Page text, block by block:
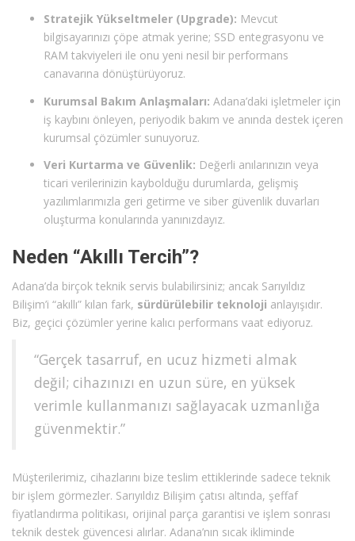
Stratejik Yükseltmeler (Upgrade): Mevcut
bilgisayarınızı çöpe atmak yerine; SSD entegrasyonu ve
RAM takviyeleri ile onu yeni nesil bir performans
canavarına dönüştürüyoruz.
Kurumsal Bakım Anlaşmaları: Adana’daki işletmeler için
iş kaybını önleyen, periyodik bakım ve anında destek içeren
kurumsal çözümler sunuyoruz.
Veri Kurtarma ve Güvenlik: Değerli anılarınızın veya
ticari verilerinizin kaybolduğu durumlarda, gelişmiş
yazılımlarımızla geri getirme ve siber güvenlik duvarları
oluşturma konularında yanınızdayız.
Neden “Akıllı Tercih”?
Adana’da birçok teknik servis bulabilirsiniz; ancak Sarıyıldız
Bilişim’i “akıllı” kılan fark, sürdürülebilir teknoloji anlayışıdır.
Biz, geçici çözümler yerine kalıcı performans vaat ediyoruz.
“Gerçek tasarruf, en ucuz hizmeti almak
değil; cihazınızı en uzun süre, en yüksek
verimle kullanmanızı sağlayacak uzmanlığa
güvenmektir.”
Müşterilerimiz, cihazlarını bize teslim ettiklerinde sadece teknik
bir işlem görmezler. Sarıyıldız Bilişim çatısı altında, şeffaf
fiyatlandırma politikası, orijinal parça garantisi ve işlem sonrası
teknik destek güvencesi alırlar. Adana’nın sıcak ikliminde